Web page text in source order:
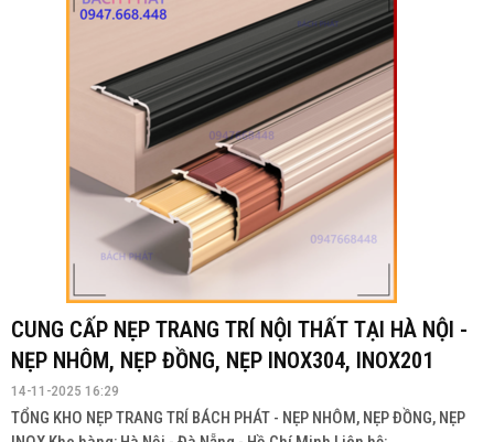
CUNG CẤP NẸP TRANG TRÍ NỘI THẤT TẠI HÀ NỘI -
NẸP NHÔM, NẸP ĐỒNG, NẸP INOX304, INOX201
14-11-2025 16:29
TỔNG KHO NẸP TRANG TRÍ BÁCH PHÁT - NẸP NHÔM, NẸP ĐỒNG, NẸP